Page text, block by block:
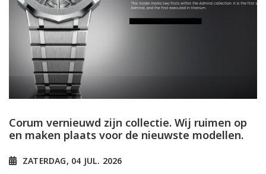
Corum vernieuwd zijn collectie. Wij ruimen op
en maken plaats voor de nieuwste modellen.
ZATERDAG, 04 JUL. 2026